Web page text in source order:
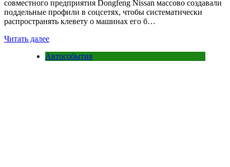
совместного предприятия Dongfeng Nissan массово создавали
поддельные профили в соцсетях, чтобы систематически
распространять клевету о машинах его б…
Читать далее
Автособытия